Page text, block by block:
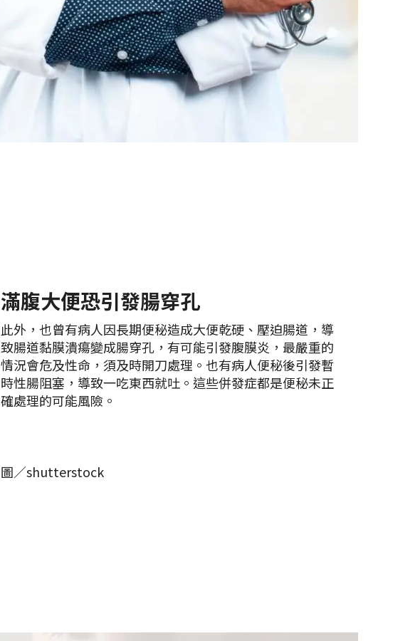
滿腹大便恐引發腸穿孔
此外，也曾有病人因長期便秘造成大便乾硬、壓迫腸道，導
致腸道黏膜潰瘍變成腸穿孔，有可能引發腹膜炎，最嚴重的
情況會危及性命，須及時開刀處理。也有病人便秘後引發暫
時性腸阻塞，導致一吃東西就吐。這些併發症都是便秘未正
確處理的可能風險。
圖／shutterstock